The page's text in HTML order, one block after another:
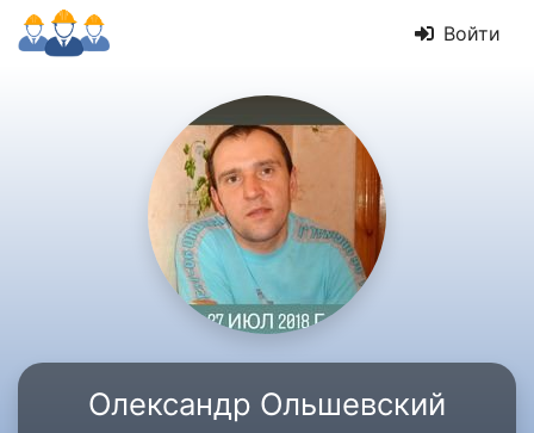
Войти
Олександр Ольшевский